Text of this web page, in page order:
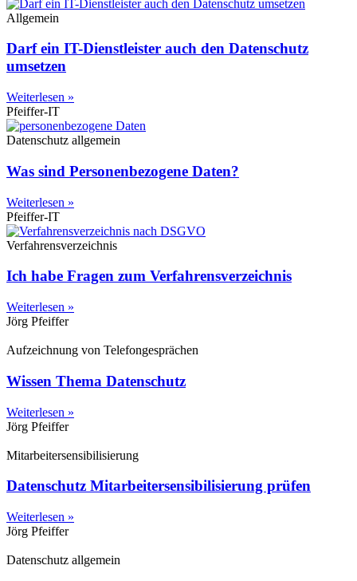
Allgemein
Darf ein IT-Dienstleister auch den Datenschutz
umsetzen
Weiterlesen »
Pfeiffer-IT
Datenschutz allgemein
Was sind Personenbezogene Daten?
Weiterlesen »
Pfeiffer-IT
Verfahrensverzeichnis
Ich habe Fragen zum Verfahrensverzeichnis
Weiterlesen »
Jörg Pfeiffer
Aufzeichnung von Telefongesprächen
Wissen Thema Datenschutz
Weiterlesen »
Jörg Pfeiffer
Mitarbeitersensibilisierung
Datenschutz Mitarbeitersensibilisierung prüfen
Weiterlesen »
Jörg Pfeiffer
Datenschutz allgemein